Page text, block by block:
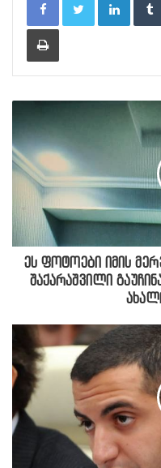
Print
ეს ფოტოები იმის
შაქარაშვილი